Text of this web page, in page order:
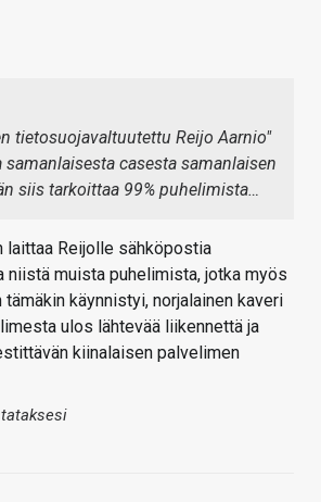
tietosuojavaltuutettu Reijo Aarnio"
casesta samanlaisen
siis tarkoittaa 99% puhelimista…
laittaa Reijolle sähköpostia
niistä muista puhelimista, jotka myös
tämäkin käynnistyi, norjalainen kaveri
ulos lähtevää liikennettä ja
kiinalaisen palvelimen